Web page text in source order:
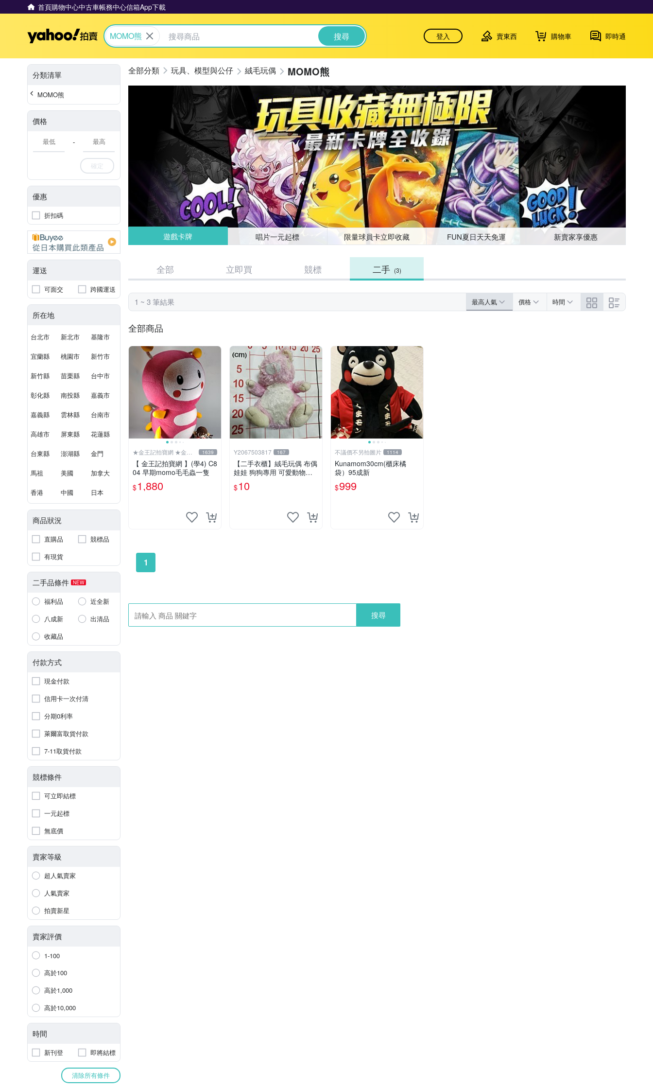
首頁購物中心中古車帳務中心信箱App下載
Yahoo拍賣
MOMO熊 搜尋 登入 賣東西 購物車 即時通
分類清單
MOMO熊
價格
-
確定
優惠
折扣碼
運送
可面交 跨國運送
所在地
台北市 新北市 基隆市
宜蘭縣 桃園市 新竹市
新竹縣 苗栗縣 台中市
彰化縣 南投縣 嘉義市
嘉義縣 雲林縣 台南市
高雄市 屏東縣 花蓮縣
台東縣 澎湖縣 金門
馬祖 美國 加拿大
香港 中國 日本
商品狀況
直購品
競標品
有現貨
二手品條件 NEW
福利品
近全新
八成新
出清品
收藏品
付款方式
現金付款
信用卡一次付清
分期0利率
萊爾富取貨付款
7-11取貨付款
競標條件
可立即結標
一元起標
無底價
賣家等級
超人氣賣家
人氣賣家
拍賣新星
賣家評價
1-100
高於100
高於1,000
高於10,000
時間
新刊登 即將結標
清除所有條件
玩具、模型與公仔 絨毛玩偶 MOMO熊
遊戲卡牌 唱片一元起標 限量球員卡立即收藏 FUN夏日天天免運 新賣家享優惠
全部 立即買 競標 二手 (3)
1 ~ 3 筆結果 最高人氣 價格 時間
全部商品
★金王記拍寶網 ★金王
記拍寶趣
1639
【 金王記拍寶網 】(學4) C8
04 早期momo毛毛蟲一隻
$1,880
Y2067503817 167
【二手衣櫃】絨毛玩偶 布偶
娃娃 狗狗專用 可愛動物系
列 耐咬耐磨玩具 玩偶 粉紅
熊寵物玩具 1120929
$10
不議價不另拍圖片 1114
Kunamom30cm(櫃床橘
袋）95成新
$999
1
搜尋